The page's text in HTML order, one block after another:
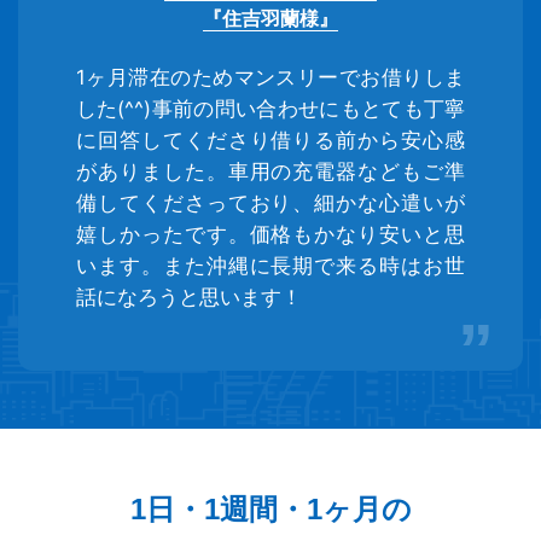
『住吉羽蘭様』
1ヶ月滞在のためマンスリーでお借りしま
した(^^)事前の問い合わせにもとても丁寧
に回答してくださり借りる前から安心感
がありました。車用の充電器などもご準
備してくださっており、細かな心遣いが
嬉しかったです。価格もかなり安いと思
います。また沖縄に長期で来る時はお世
話になろうと思います！
1日・1週間・1ヶ月の